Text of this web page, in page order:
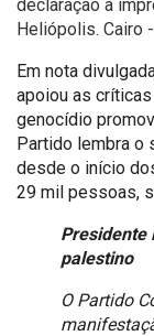
declaração à
Heliópolis.
Em nota
apoiou as
genocídio
Partido lembra o
desde o início
29 mil pessoas,
Presidente
palestino
O Partido